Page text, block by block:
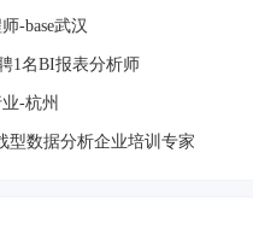
-base武汉
1名BI报表分析师
-杭州
型数据分析企业培训专家